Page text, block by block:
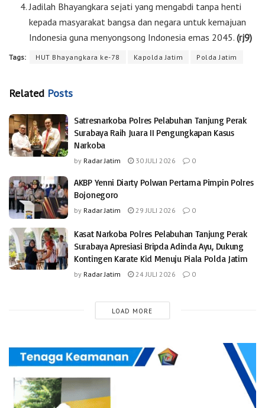
Jadilah Bhayangkara sejati yang mengabdi tanpa henti
kepada masyarakat bangsa dan negara untuk kemajuan
Indonesia guna menyongsong Indonesia emas 2045.(rj9)
Tags: HUT Bhayangkara ke-78 Kapolda Jatim Polda Jatim
Related Posts
Satresnarkoba Polres Pelabuhan Tanjung Perak
Surabaya Raih Juara II Pengungkapan Kasus
Narkoba
by Radar Jatim 30 JULI 2026 0
AKBP Yenni Diarty Polwan Pertama Pimpin Polres
Bojonegoro
by Radar Jatim 29 JULI 2026 0
Kasat Narkoba Polres Pelabuhan Tanjung Perak
Surabaya Apresiasi Bripda Adinda Ayu, Dukung
Kontingen Karate Kid Menuju Piala Polda Jatim
by Radar Jatim 24 JULI 2026 0
LOAD MORE